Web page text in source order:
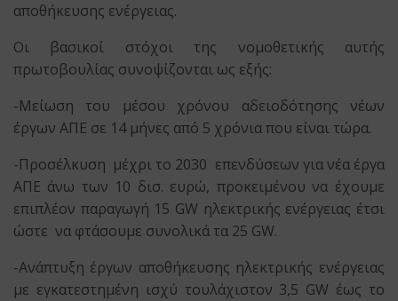
αποθήκευσης ενέργειας.
Οι βασικοί στόχοι της νομοθετικής αυτής
πρωτοβουλίας συνοψίζονται ως εξής:
-Μείωση του μέσου χρόνου αδειοδότησης νέων
έργων ΑΠΕ σε 14 μήνες από 5 χρόνια που είναι τώρα.
-Προσέλκυση μέχρι το 2030 επενδύσεων για νέα έργα
ΑΠΕ άνω των 10 δισ. ευρώ, προκειμένου να έχουμε
επιπλέον παραγωγή 15 GW ηλεκτρικής ενέργειας έτσι
ώστε να φτάσουμε συνολικά τα 25 GW.
-Ανάπτυξη έργων αποθήκευσης ηλεκτρικής ενέργειας
με εγκατεστημένη ισχύ τουλάχιστον 3,5 GW έως το